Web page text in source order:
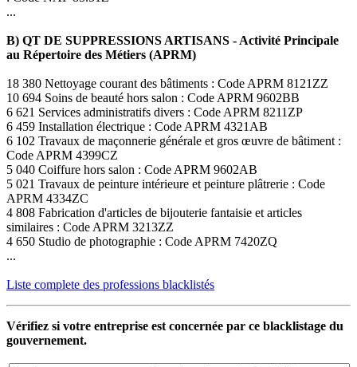
...
B) QT DE SUPPRESSIONS ARTISANS - Activité Principale
au Répertoire des Métiers (APRM)
18 380 Nettoyage courant des bâtiments : Code APRM 8121ZZ
10 694 Soins de beauté hors salon : Code APRM 9602BB
6 621 Services administratifs divers : Code APRM 8211ZP
6 459 Installation électrique : Code APRM 4321AB
6 102 Travaux de maçonnerie générale et gros œuvre de bâtiment :
Code APRM 4399CZ
5 040 Coiffure hors salon : Code APRM 9602AB
5 021 Travaux de peinture intérieure et peinture plâtrerie : Code
APRM 4334ZC
4 808 Fabrication d'articles de bijouterie fantaisie et articles
similaires : Code APRM 3213ZZ
4 650 Studio de photographie : Code APRM 7420ZQ
...
Liste complete des professions blacklistés
Vérifiez si votre entreprise est concernée par ce blacklistage du
gouvernement.